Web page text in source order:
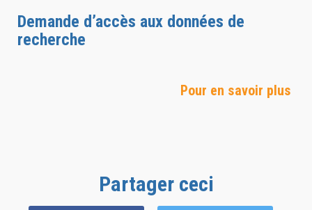
Demande d’accès aux données de
recherche
Pour en savoir plus
Partager ceci